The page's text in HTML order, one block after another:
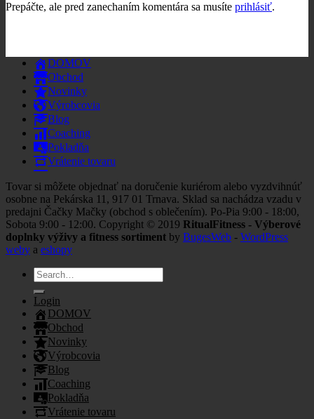
Prepáčte, ale pred zanechaním komentára sa musíte prihlásiť.
DOMOV
Obchod
Novinky
Výrobcovia
Blog
Coaching
Pokladňa
Vrátenie tovaru
Tovar si môžete objednať na doručenie kuriérom alebo vyzdvihnúť
osobne na Pekárska 11, 917 01 Trnava. Sklad sa nachádza vzadu v
predajni Čačky Mačky (obchod s oblečením). Po-Pia 9:00 - 18:00,
Sobota 9:00 - 12:00. Copyright © 2019 RitualFitness - Výberové
doplnky výživy a fitness sortiment by BugesWeb - WordPress
weby a eshopy
Search
for:
Login
DOMOV
Obchod
Novinky
Výrobcovia
Blog
Coaching
Pokladňa
Vrátenie tovaru